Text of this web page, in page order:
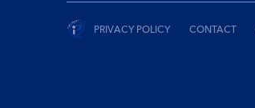
PRIVACY POLICY CONTACT